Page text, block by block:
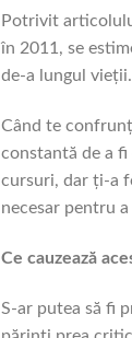
Potrivit
în 2011, se
de-a lungul vieții.
Când te
constantă de a
cursuri, dar ți-a
necesar pentru
Ce cauzează
S-ar putea să fi